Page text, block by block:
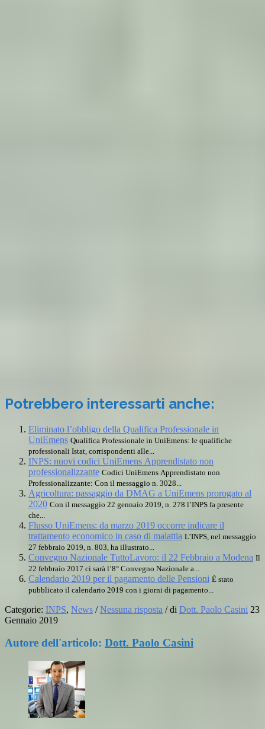
Potrebbero interessarti anche:
Eliminato l’obbligo della Qualifica Professionale in
UniEmens Qualifica Professionale in UniEmens: le qualifiche
professionali Istat, corrispondenti alle...
INPS: nuovi codici UniEmens Apprendistato non
professionalizzante Codici UniEmens Apprendistato non
Professionalizzante: Con il messaggio n. 3028...
Agricoltura: passaggio da DMAG a UniEmens prorogato al
2020 Con il messaggio 22 gennaio 2019, n. 278 l’INPS fa presente
che...
Flusso UniEmens: da marzo 2019 occorre indicare il
trattamento economico in caso di malattia L’INPS, nel messaggio
27 febbraio 2019, n. 803, ha illustrato...
Convegno Nazionale TuttoLavoro: il 22 Febbraio a Modena Il
22 febbraio 2017 ci sarà l’8° Convegno Nazionale a...
Calendario 2019 per il pagamento delle Pensioni È stato
pubblicato il calendario 2019 con i giorni di pagamento...
Categorie: INPS, News / Nessuna risposta /di Dott. Paolo Casini 23
Gennaio 2019
Autore dell'articolo: Dott. Paolo Casini